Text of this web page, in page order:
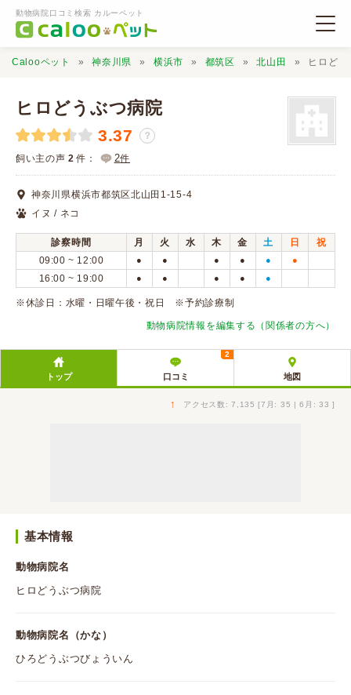
動物病院口コミ検索 カルーペット
動物病院検索
口コミ検索
Calooペットとは？
口コミ投稿
Calooペット 神奈川県 横浜市 都筑区 北山田 ヒロどう
ヒロどうぶつ病院
3.37 ？
飼い主の声 2 件： 2件
神奈川県横浜市都筑区北山田1-15-4
イヌ / ネコ
診察時間 月 火 水 木 金 土 日
祝
09:00 ~ 12:00
● ● ● ● ● ●
16:00 ~ 19:00 ● ● ● ● ●
※休診日：水曜・日曜午後・祝日 ※予約診療制
動物病院情報を編集する（関係者の方へ）
トップ 口コミ
2
地図
↑ アクセス数: 7,135 [7月: 35 | 6月: 33 ]
基本情報
動物病院名
ヒロどうぶつ病院
動物病院名（かな）
ひろどうぶつびょういん